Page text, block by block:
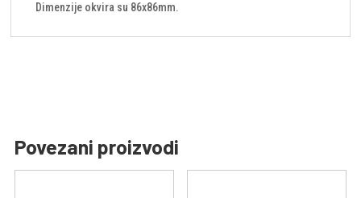
Dimenzije okvira su 86x86mm.
Povezani proizvodi